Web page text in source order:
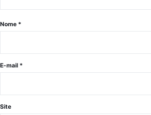
Nome *
E-mail *
Site